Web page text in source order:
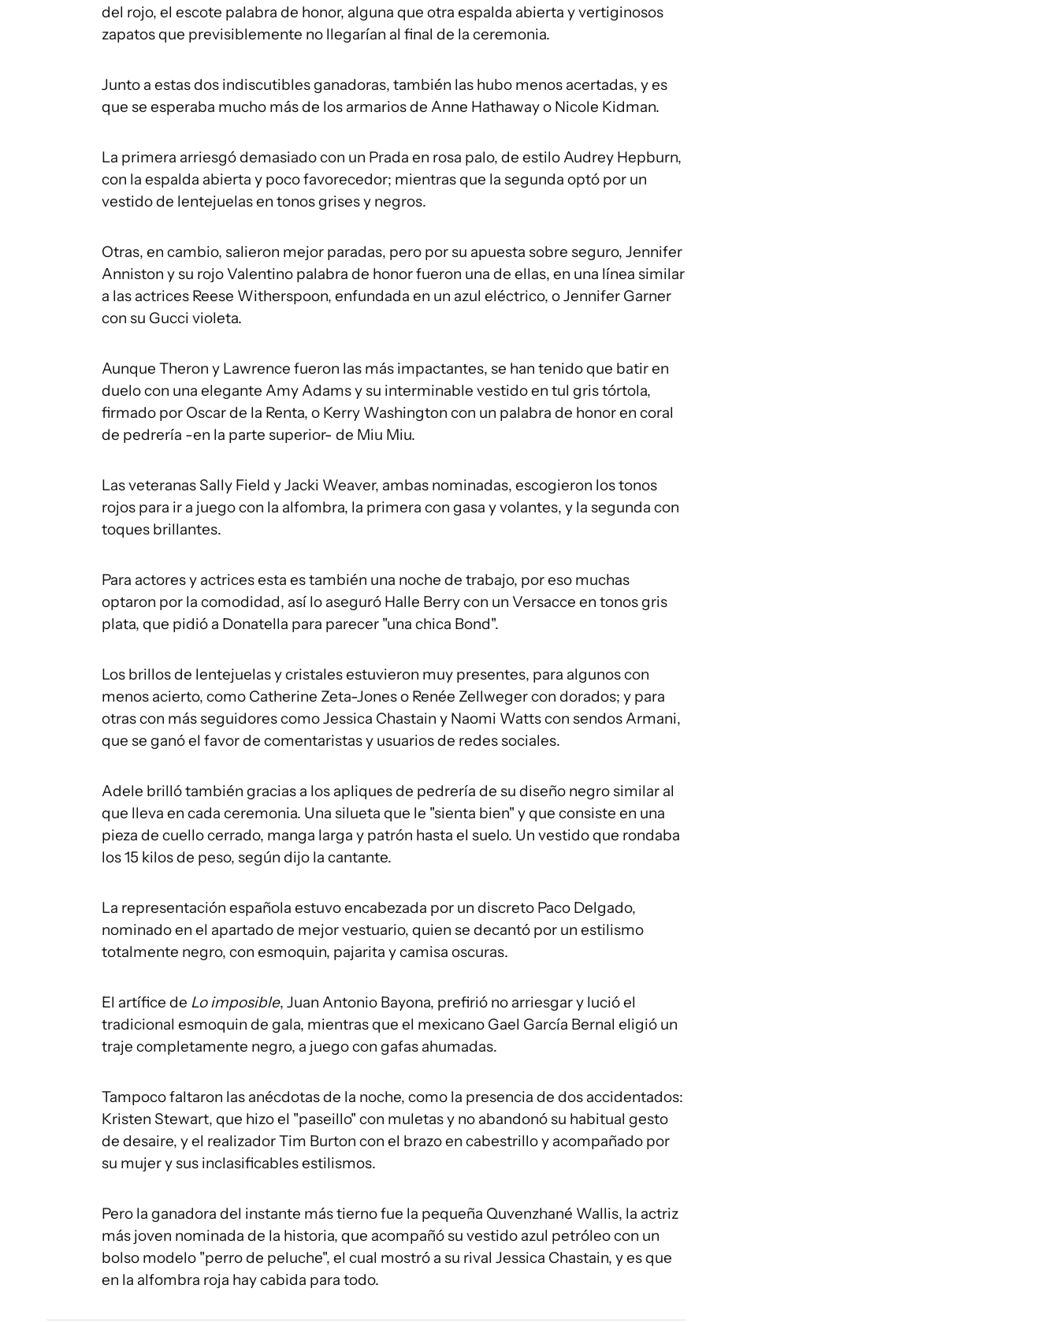
del rojo, el escote palabra de honor, alguna que otra espalda abierta y vertiginosos
zapatos que previsiblemente no llegarían al final de la ceremonia.
Junto a estas dos indiscutibles ganadoras, también las hubo menos acertadas, y es
que se esperaba mucho más de los armarios de Anne Hathaway o Nicole Kidman.
La primera arriesgó demasiado con un Prada en rosa palo, de estilo Audrey Hepburn,
con la espalda abierta y poco favorecedor; mientras que la segunda optó por un
vestido de lentejuelas en tonos grises y negros.
Otras, en cambio, salieron mejor paradas, pero por su apuesta sobre seguro, Jennifer
Anniston y su rojo Valentino palabra de honor fueron una de ellas, en una línea similar
a las actrices Reese Witherspoon, enfundada en un azul eléctrico, o Jennifer Garner
con su Gucci violeta.
Aunque Theron y Lawrence fueron las más impactantes, se han tenido que batir en
duelo con una elegante Amy Adams y su interminable vestido en tul gris tórtola,
firmado por Oscar de la Renta, o Kerry Washington con un palabra de honor en coral
de pedrería -en la parte superior- de Miu Miu.
Las veteranas Sally Field y Jacki Weaver, ambas nominadas, escogieron los tonos
rojos para ir a juego con la alfombra, la primera con gasa y volantes, y la segunda con
toques brillantes.
Para actores y actrices esta es también una noche de trabajo, por eso muchas
optaron por la comodidad, así lo aseguró Halle Berry con un Versacce en tonos gris
plata, que pidió a Donatella para parecer "una chica Bond".
Los brillos de lentejuelas y cristales estuvieron muy presentes, para algunos con
menos acierto, como Catherine Zeta-Jones o Renée Zellweger con dorados; y para
otras con más seguidores como Jessica Chastain y Naomi Watts con sendos Armani,
que se ganó el favor de comentaristas y usuarios de redes sociales.
Adele brilló también gracias a los apliques de pedrería de su diseño negro similar al
que lleva en cada ceremonia. Una silueta que le "sienta bien" y que consiste en una
pieza de cuello cerrado, manga larga y patrón hasta el suelo. Un vestido que rondaba
los 15 kilos de peso, según dijo la cantante.
La representación española estuvo encabezada por un discreto Paco Delgado,
nominado en el apartado de mejor vestuario, quien se decantó por un estilismo
totalmente negro, con esmoquin, pajarita y camisa oscuras.
El artífice de Lo imposible, Juan Antonio Bayona, prefirió no arriesgar y lució el
tradicional esmoquin de gala, mientras que el mexicano Gael García Bernal eligió un
traje completamente negro, a juego con gafas ahumadas.
Tampoco faltaron las anécdotas de la noche, como la presencia de dos accidentados:
Kristen Stewart, que hizo el "paseillo" con muletas y no abandonó su habitual gesto
de desaire, y el realizador Tim Burton con el brazo en cabestrillo y acompañado por
su mujer y sus inclasificables estilismos.
Pero la ganadora del instante más tierno fue la pequeña Quvenzhané Wallis, la actriz
más joven nominada de la historia, que acompañó su vestido azul petróleo con un
bolso modelo "perro de peluche", el cual mostró a su rival Jessica Chastain, y es que
en la alfombra roja hay cabida para todo.